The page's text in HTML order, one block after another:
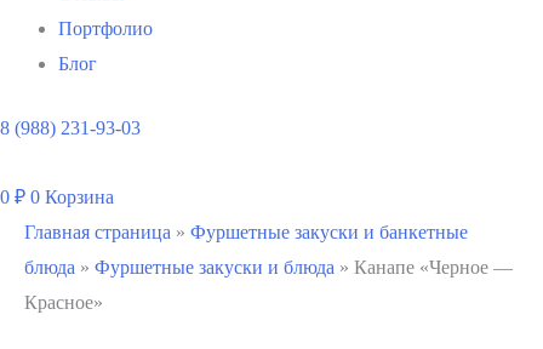
Портфолио
Блог
8 (988) 231-93-03
0 ₽ 0 Корзина
Главная страница » Фуршетные закуски и банкетные
блюда » Фуршетные закуски и блюда » Канапе «Черное —
Красное»